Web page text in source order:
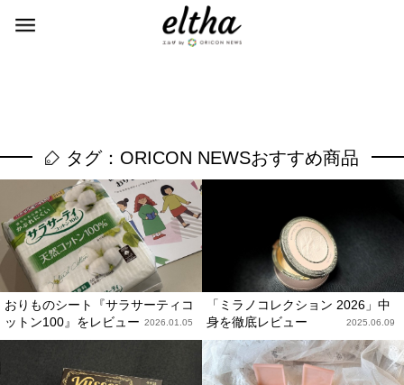
タグ：ORICON NEWSおすすめ商品
おりものシート『サラサーティコ
ットン100』をレビュー 2026.01.05
「ミラノコレクション 2026」中
身を徹底レビュー
2025.06.09